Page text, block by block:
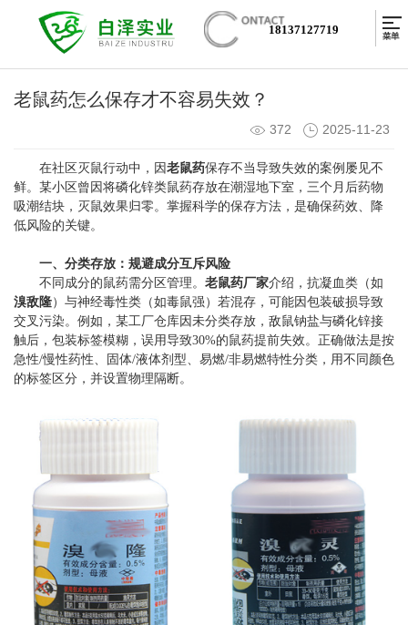
18137127719
老鼠药怎么保存才不容易失效？
372 2025-11-23
在社区灭鼠行动中，因 老鼠药保存不当导致失效的案例屡见不
鲜。某小区曾因将磷化锌类鼠药存放在潮湿地下室，三个月后药物
吸潮结块，灭鼠效果归零。掌握科学的保存方法，是确保药效、降
低风险的关键。
一、分类存放：规避成分互斥风险
不同成分的鼠药需分区管理。 老鼠药厂家介绍，抗凝血类（如
溴敌隆）与神经毒性类（如毒鼠强）若混存，可能因包装破损导致
交叉污染。例如，某工厂仓库因未分类存放，敌鼠钠盐与磷化锌接
触后，包装标签模糊，误用导致30%的鼠药提前失效。正确做法是按
急性/慢性药性、固体/液体剂型、易燃/非易燃特性分类，用不同颜色
的标签区分，并设置物理隔断。